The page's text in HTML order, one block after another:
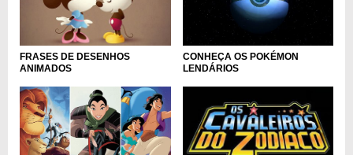
FRASES DE DESENHOS
ANIMADOS
CONHEÇA OS POKÉMON
LENDÁRIOS